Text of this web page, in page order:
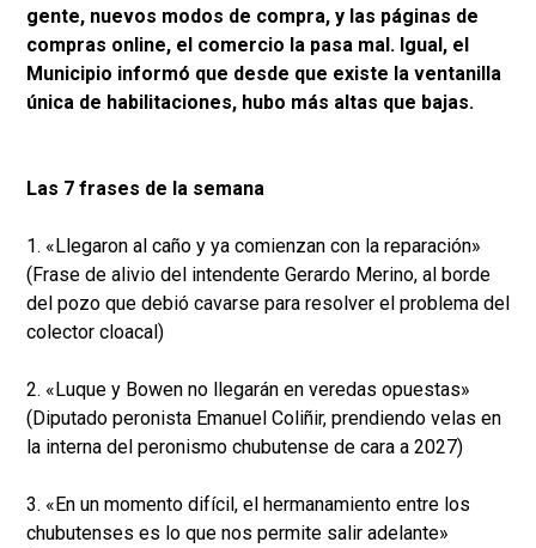
gente, nuevos modos de compra, y las páginas de
compras online, el comercio la pasa mal. Igual, el
Municipio informó que desde que existe la ventanilla
única de habilitaciones, hubo más altas que bajas.
Las 7 frases de la semana
1. «Llegaron al caño y ya comienzan con la reparación»
(Frase de alivio del intendente Gerardo Merino, al borde
del pozo que debió cavarse para resolver el problema del
colector cloacal)
2. «Luque y Bowen no llegarán en veredas opuestas»
(Diputado peronista Emanuel Coliñir, prendiendo velas en
la interna del peronismo chubutense de cara a 2027)
3. «En un momento difícil, el hermanamiento entre los
chubutenses es lo que nos permite salir adelante»